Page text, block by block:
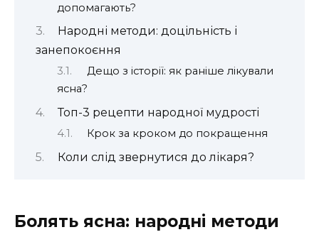
допомагають?
Народні методи: доцільність і
занепокоєння
Дещо з історії: як раніше лікували
ясна?
Топ-3 рецепти народної мудрості
Крок за кроком до покращення
Коли слід звернутися до лікаря?
Болять ясна: народні методи